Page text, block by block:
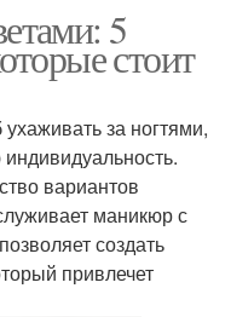
5
стоит
за ногтями,
вариантов
маникюр с
создать
привлечет